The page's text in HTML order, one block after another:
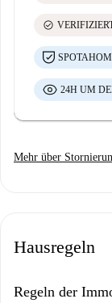
check_circle
24H UM
Mehr über
Hausregeln
Regeln der